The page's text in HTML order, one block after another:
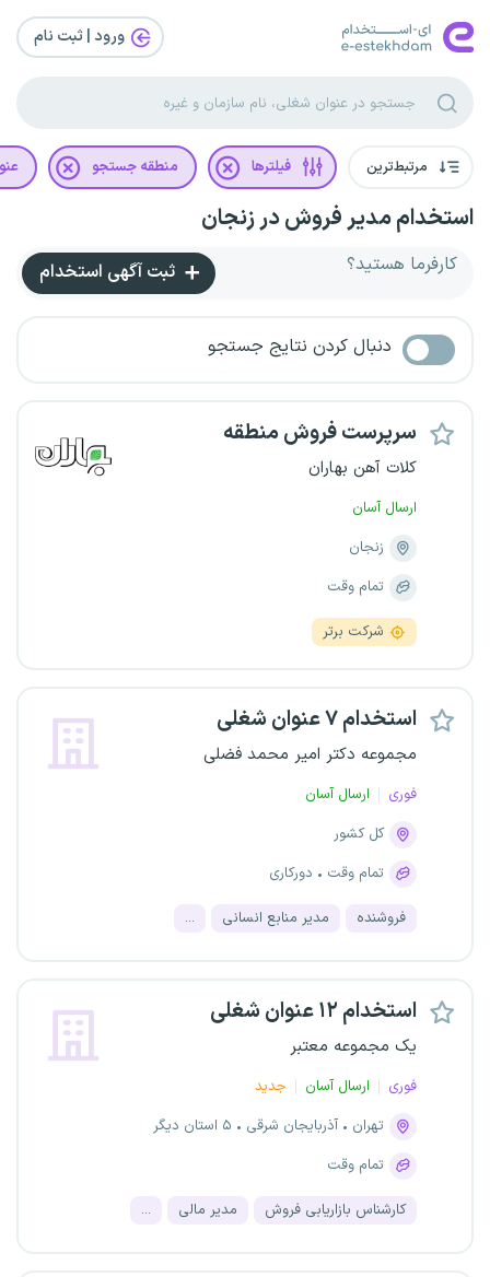
ورود | ثبت‌ نام
مرتبط‌ترین فیلترها منطقه جستجو
استخدام مدیر فروش در زنجان
کارفرما هستید؟ ثبت آگهی استخدام
دنبال کردن نتایج جستجو
سرپرست فروش منطقه
کلات آهن بهاران
ارسال آسان
زنجان
تمام وقت
شرکت برتر
استخدام ۷ عنوان شغلی
مجموعه دکتر امیر محمد فضلی
فوری
ارسال آسان
کل کشور
تمام وقت
دورکاری
فروشنده مدیر منابع انسانی ...
استخدام ۱۲ عنوان شغلی
یک مجموعه معتبر
فوری ارسال آسان
جدید
تهران
آذربایجان شرقی
۵ استان دیگر
تمام وقت
کارشناس بازاریابی فروش مدیر مالی ...